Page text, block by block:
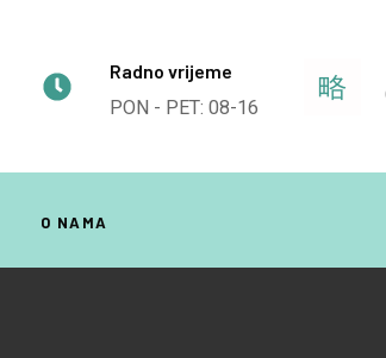
Radno vrijeme
PON - PET: 08-16
O NAMA